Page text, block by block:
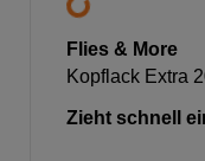
Flies & More
Kopflack Extra
Zieht schnell